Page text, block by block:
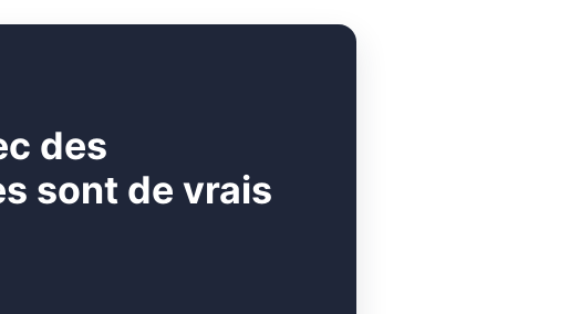
des
sont de vrais